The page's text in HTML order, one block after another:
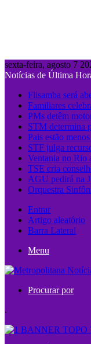
sexta-feira, agosto 7
Notícias de Última
Flisamba será
Familiares
PMs detêm
STM determina
Pais estão
STF julga
Ventania no Rio
TSE cria
AGU pedirá na
Orquestra
Entrar
Artigo aleatório
Barra Lateral
Menu
Procurar por
.